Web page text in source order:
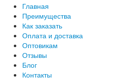
Главная
Преимущества
Как заказать
Оплата и доставка
Оптовикам
Отзывы
Блог
Контакты